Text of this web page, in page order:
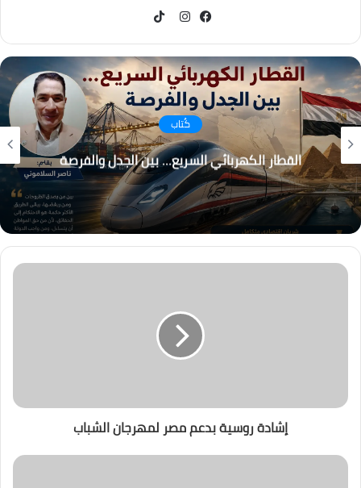
كُتاب
القطار الكهربائي السريع… بين الجدل والفرصة
إشادة روسية بدعم مصر لمهرجان الشباب